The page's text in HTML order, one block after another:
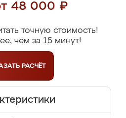
48 000 ₽
точную стоимость!
чем за 15 минут!
РАСЧЁТ